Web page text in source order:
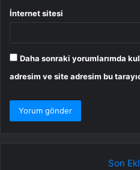
İnternet sitesi
Daha sonraki yorumlarımda
adresim ve site adresim bu
Son